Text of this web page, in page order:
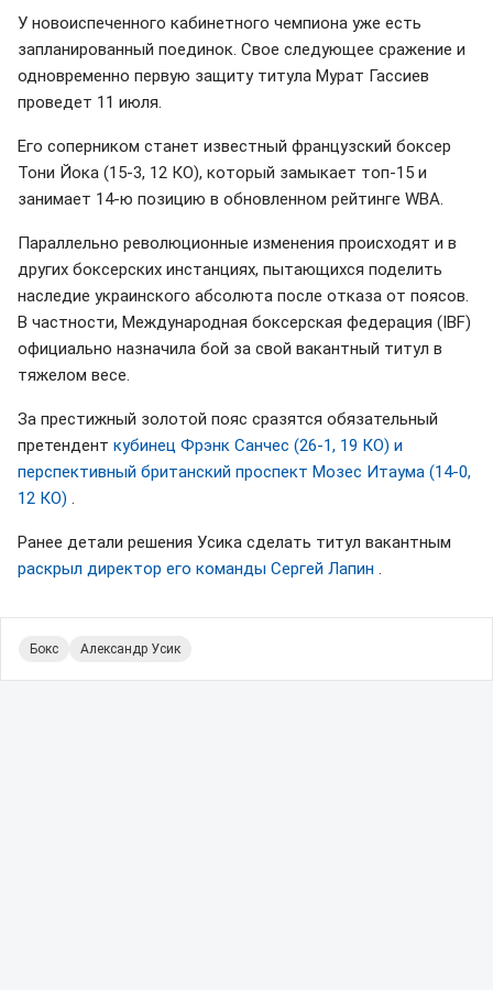
У новоиспеченного кабинетного чемпиона уже есть
запланированный поединок. Свое следующее сражение и
одновременно первую защиту титула Мурат Гассиев
проведет 11 июля.
Его соперником станет известный французский боксер
Тони Йока (15-3, 12 КО), который замыкает топ-15 и
занимает 14-ю позицию в обновленном рейтинге WBA.
Параллельно революционные изменения происходят и в
других боксерских инстанциях, пытающихся поделить
наследие украинского абсолюта после отказа от поясов.
В частности, Международная боксерская федерация (IBF)
официально назначила бой за свой вакантный титул в
тяжелом весе.
За престижный золотой пояс сразятся обязательный
претендент кубинец Фрэнк Санчес (26-1, 19 КО) и
перспективный британский проспект Мозес Итаума (14-0,
12 КО)
Ранее детали решения Усика сделать титул вакантным
раскрыл директор его команды Сергей Лапин
Бокс Александр Усик